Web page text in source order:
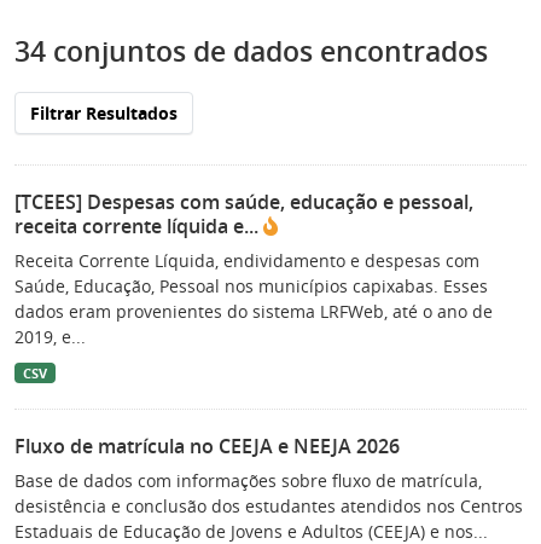
34 conjuntos de dados encontrados
Filtrar Resultados
[TCEES] Despesas com saúde, educação e pessoal,
receita corrente líquida e...
Receita Corrente Líquida, endividamento e despesas com
Saúde, Educação, Pessoal nos municípios capixabas. Esses
dados eram provenientes do sistema LRFWeb, até o ano de
2019, e...
CSV
Fluxo de matrícula no CEEJA e NEEJA 2026
Base de dados com informações sobre fluxo de matrícula,
desistência e conclusão dos estudantes atendidos nos Centros
Estaduais de Educação de Jovens e Adultos (CEEJA) e nos...